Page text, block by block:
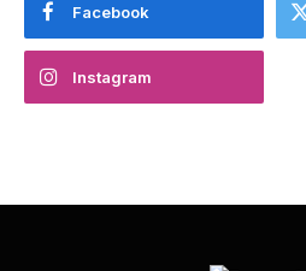
Facebook
Instagram